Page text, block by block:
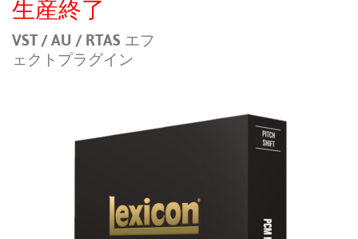
サポート
生産終了
VST / AU / RTAS エフ
ェクトプラグイン